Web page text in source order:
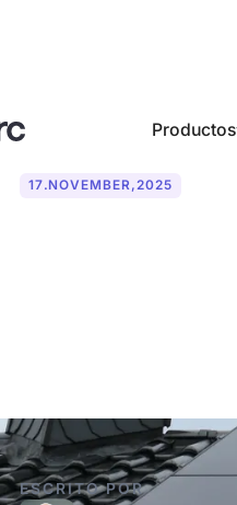
Productos
17.NOVEMBER,2025
ESCRITO POR